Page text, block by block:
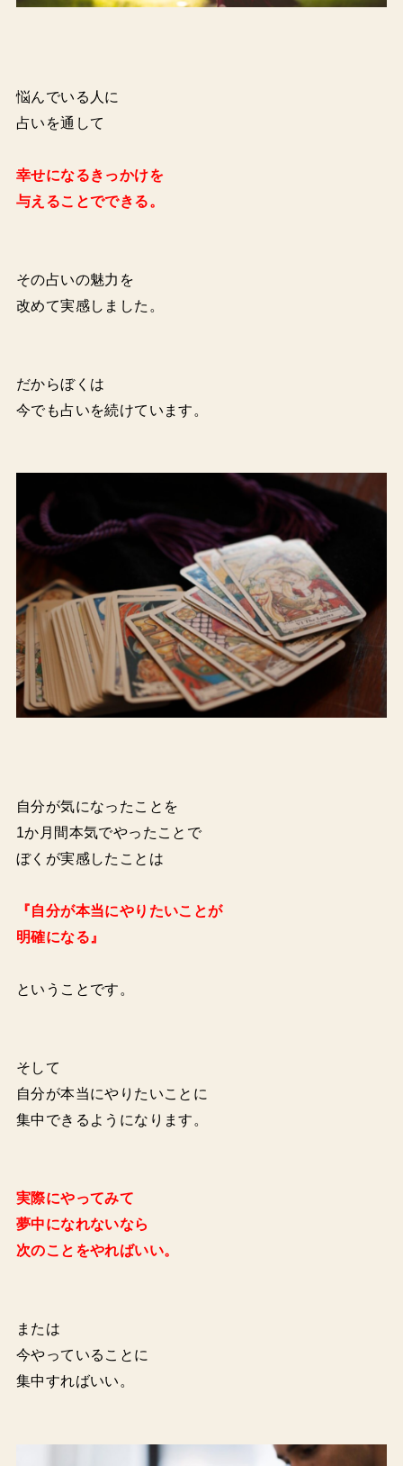
悩んでいる人に
占いを通して
幸せになるきっかけを
与えることでできる。
その占いの魅力を
改めて実感しました。
だからぼくは
今でも占いを続けています。
自分が気になったことを
1か月間本気でやったことで
ぼくが実感したことは
『自分が本当にやりたいことが
明確になる』
ということです。
そして
自分が本当にやりたいことに
集中できるようになります。
実際にやってみて
夢中になれないなら
次のことをやればいい。
または
今やっていることに
集中すればいい。